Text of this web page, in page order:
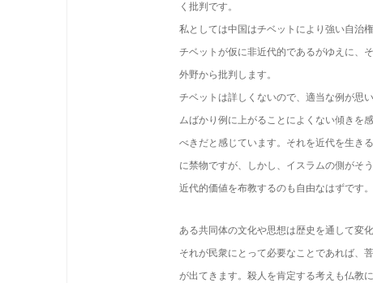
く批判です。
私としては中国はチベットにより強い自治
チベットが仮に非近代的であるがゆえに、
外野から批判します。
チベットは詳しくないので、適当な例が思
ムばかり例に上がることによくない傾きを
べきだと感じています。それを近代を生き
に禁物ですが、しかし、イスラムの側がそ
近代的価値を布教するのも自由なはずです。
ある共同体の文化や思想は歴史を通して変
それが民衆にとって必要なことであれば、
が出てきます。殺人を肯定する考えも仏教